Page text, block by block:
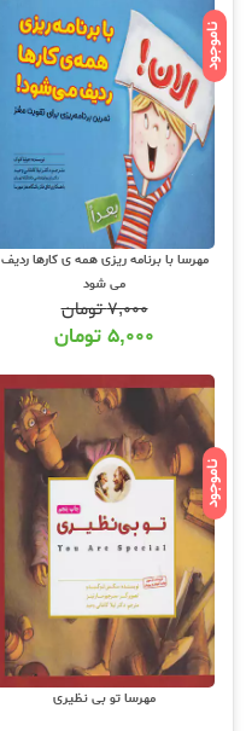
ناموجود
مهرسا با برنامه ریزی همه ی کارها ردیف
می شود
۷,۰۰۰تومان
۵,۰۰۰ تومان
ناموجود
مهرسا تو بی نظیری